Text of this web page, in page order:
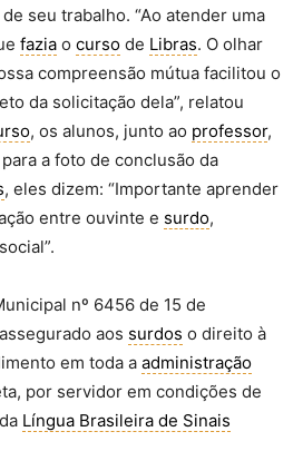
seu trabalho. “Ao atender uma
fazia o curso de Libras. O olhar
compreensão mútua facilitou o
da solicitação dela”, relatou
, os alunos, junto ao professor,
a foto de conclusão da
, eles dizem: “Importante aprender
entre ouvinte e surdo,
nº 6456 de 15 de
aos surdos o direito à
em toda a administração
por servidor em condições de
Língua Brasileira de Sinais